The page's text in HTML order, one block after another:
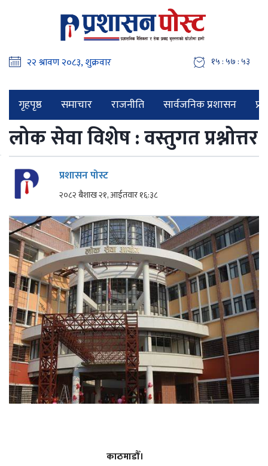
१५ : ५७ : ५४
गृहपृष्ठ समाचार राजनीति सार्वजनिक प्रशासन
लोक सेवा विशेष : वस्तुगत प्रश्नोत्तर
प्रशासन पोस्ट
२०८२ बैशाख २१, आईतवार १६:३८
काठमाडौँ।